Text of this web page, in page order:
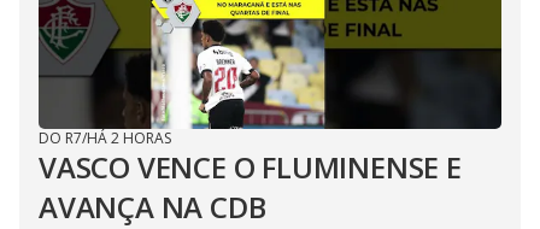
DO R7/HÁ 2 HORAS
VASCO VENCE O FLUMINENSE E
AVANÇA NA CDB